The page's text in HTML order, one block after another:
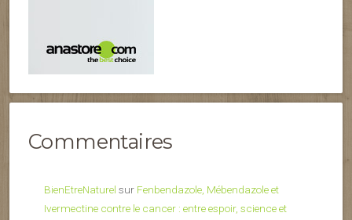
Commentaires
BienEtreNaturel sur Fenbendazole, Mébendazole et
Ivermectine contre le cancer : entre espoir, science et